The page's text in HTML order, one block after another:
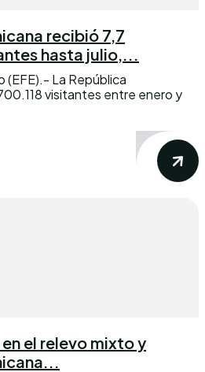
recibió 7,7
hasta julio,...
(EFE).- La República
visitantes entre enero y
el relevo mixto y